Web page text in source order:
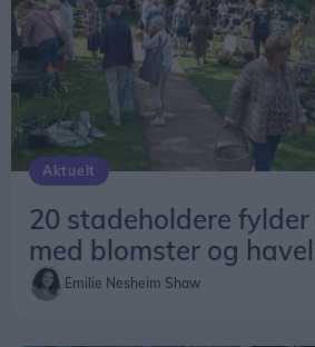
Aktuelt
20 stadeholdere
med blomster og
Emilie Nesheim Shaw